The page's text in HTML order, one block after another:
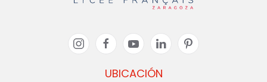
UBICACIÓN